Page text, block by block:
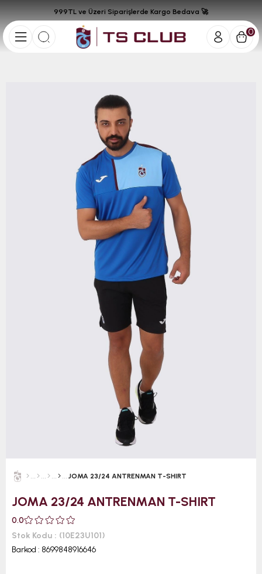
0
999TL ve Üzeri Siparişlerde Kargo Bedava 🚀
JOMA 23/24 ANTRENMAN T-SHIRT
JOMA 23/24 ANTRENMAN T-SHIRT
0.0
Stok Kodu
(10E23U101)
Barkod : 8699848916646